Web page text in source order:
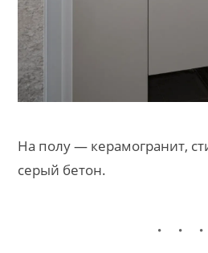
На полу — керамогранит,
серый бетон.